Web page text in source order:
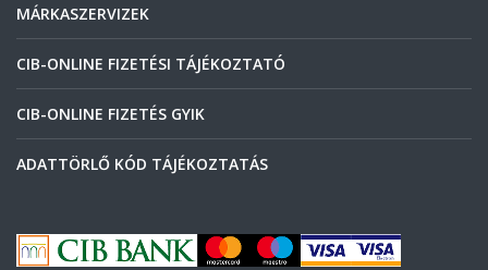
MÁRKASZERVIZEK
CIB-ONLINE FIZETÉSI TÁJÉKOZTATÓ
CIB-ONLINE FIZETÉS GYIK
ADATTÖRLŐ KÓD TÁJÉKOZTATÁS